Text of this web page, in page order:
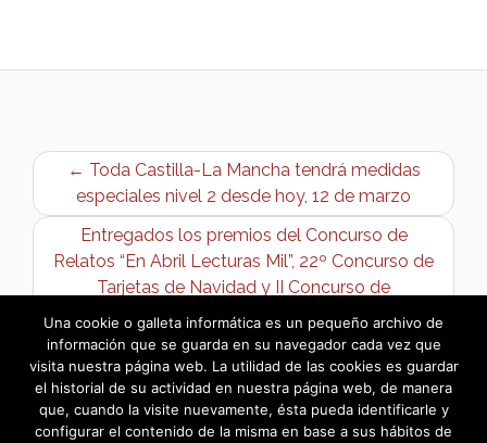
← Toda Castilla-La Mancha tendrá medidas
especiales nivel 2 desde hoy, 12 de marzo
Entregados los premios del Concurso de
Relatos “En Abril Lecturas Mil”, 22º Concurso de
Tarjetas de Navidad y II Concurso de
Escaparates Navideños 2020 →
Una cookie o galleta informática es un pequeño archivo de
información que se guarda en su navegador cada vez que
visita nuestra página web. La utilidad de las cookies es guardar
el historial de su actividad en nuestra página web, de manera
que, cuando la visite nuevamente, ésta pueda identificarle y
configurar el contenido de la misma en base a sus hábitos de